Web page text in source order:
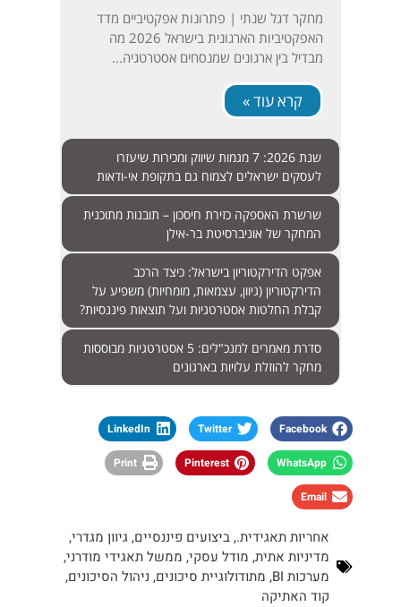
מחקר דגל שנתי | פתרונות אפקטיביים מדד
האפקטיביות הארגונית בישראל 2026 מה
מבדיל בין ארגונים שמנסחים אסטרטגיה...
קרא עוד »
שנת 2026: 7 מגמות שיווק ומכירות שיעזרו
לעסקים ישראלים לצמוח גם בתקופת אי-ודאות
שרשרת האספקה כזירת חיסכון – תובנות מתוכנית
המחקר של אוניברסיטת בר-אילן
אפקט הדירקטוריון בישראל: כיצד הרכב
הדירקטוריון (גיוון, עצמאות, מומחיות) משפיע על
קבלת החלטות אסטרטגיות ועל תוצאות פיננסיות?
סדרת מאמרים למנכ"לים: 5 אסטרטגיות מבוססות
מחקר להוזלת עלויות בארגונים
Facebook
Twitter
LinkedIn
WhatsApp
Pinterest
Print
Email
אחריות תאגידית.,ביצועים פיננסיים, גיוון מגדרי,
מדיניות אתית, מודל עסקי, ממשל תאגידי מודרני,
מערכות BI
, מתודולוגיית סיכונים, ניהול הסיכונים,
קוד האתיקה